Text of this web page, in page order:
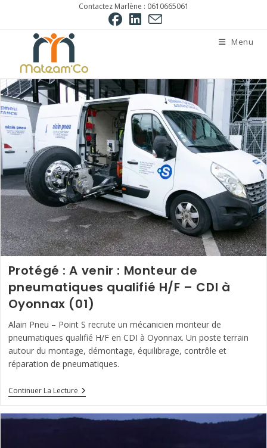
Contactez Marlène : 0610665061
Menu
Protégé : A venir : Monteur de
pneumatiques qualifié H/F – CDI à
Oyonnax (01)
Alain Pneu – Point S recrute un mécanicien monteur de
pneumatiques qualifié H/F en CDI à Oyonnax. Un poste terrain
autour du montage, démontage, équilibrage, contrôle et
réparation de pneumatiques.
Continuer La LectureProtégé :
A
: